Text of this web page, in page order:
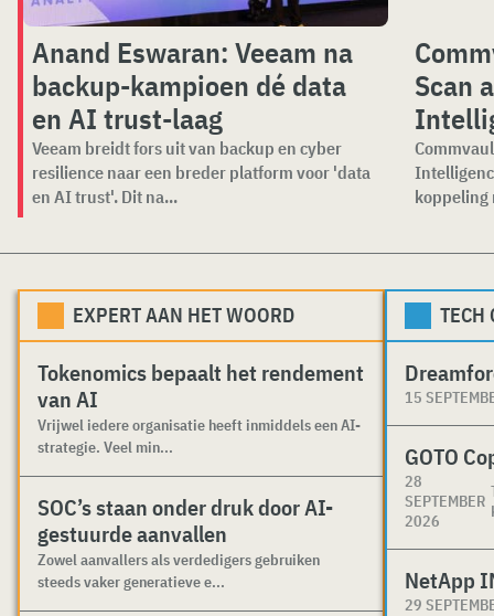
Anand Eswaran: Veeam na
backup-kampioen dé data
en AI trust-laag
Veeam breidt fors uit van backup en cyber
resilience naar een breder platform voor 'data
en AI trust'. Dit na...
Scan
koppeling
EXPERT AAN HET WOORD
Tokenomics bepaalt het rendement
van AI
Vrijwel iedere organisatie heeft inmiddels een AI-
strategie. Veel min...
SOC’s staan onder druk door AI-
gestuurde aanvallen
Zowel aanvallers als verdedigers gebruiken
steeds vaker generatieve e...
TECH
15
GOTO
28
SEPTEMBER
2026
NetApp
29